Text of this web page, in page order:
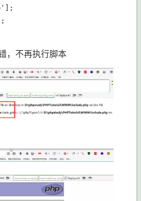
，不再执行脚本